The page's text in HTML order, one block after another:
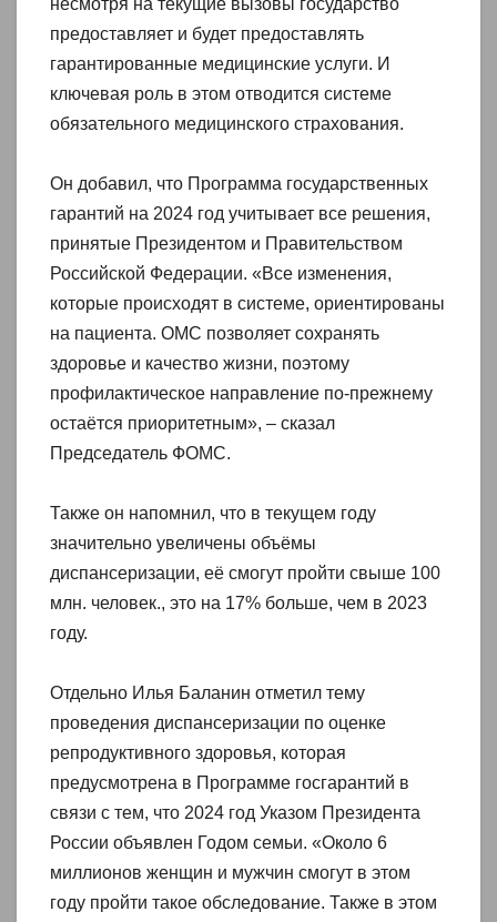
несмотря на текущие вызовы государство
предоставляет и будет предоставлять
гарантированные медицинские услуги. И
ключевая роль в этом отводится системе
обязательного медицинского страхования.
Он добавил, что Программа государственных
гарантий на 2024 год учитывает все решения,
принятые Президентом и Правительством
Российской Федерации. «Все изменения,
которые происходят в системе, ориентированы
на пациента. ОМС позволяет сохранять
здоровье и качество жизни, поэтому
профилактическое направление по-прежнему
остаётся приоритетным», – сказал
Председатель ФОМС.
Также он напомнил, что в текущем году
значительно увеличены объёмы
диспансеризации, её смогут пройти свыше 100
млн. человек., это на 17% больше, чем в 2023
году.
Отдельно Илья Баланин отметил тему
проведения диспансеризации по оценке
репродуктивного здоровья, которая
предусмотрена в Программе госгарантий в
связи с тем, что 2024 год Указом Президента
России объявлен Годом семьи. «Около 6
миллионов женщин и мужчин смогут в этом
году пройти такое обследование. Также в этом